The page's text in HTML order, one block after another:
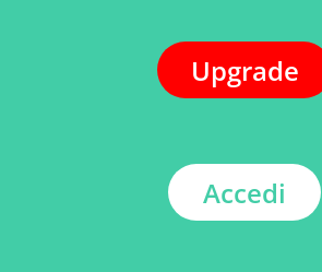
Upgrade
Accedi